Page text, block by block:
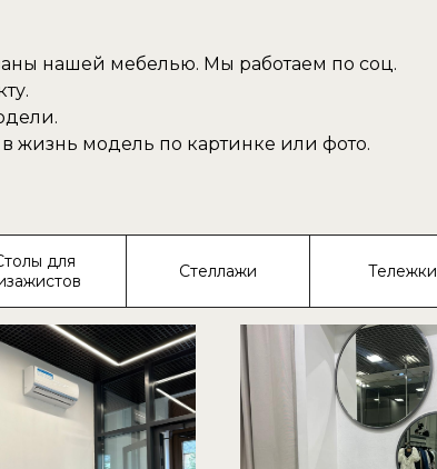
нашей мебелью. Мы работаем по соц.
жизнь модель по картинке или фото.
для
Стеллажи Тележки